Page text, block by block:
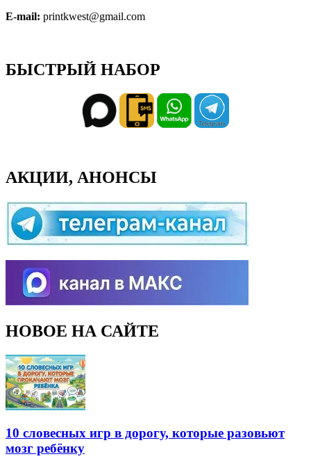
E-mail: printkwest@gmail.com
БЫСТРЫЙ НАБОР
АКЦИИ, АНОНСЫ
НОВОЕ НА САЙТЕ
10 словесных игр в дорогу, которые разовьют
мозг ребёнку